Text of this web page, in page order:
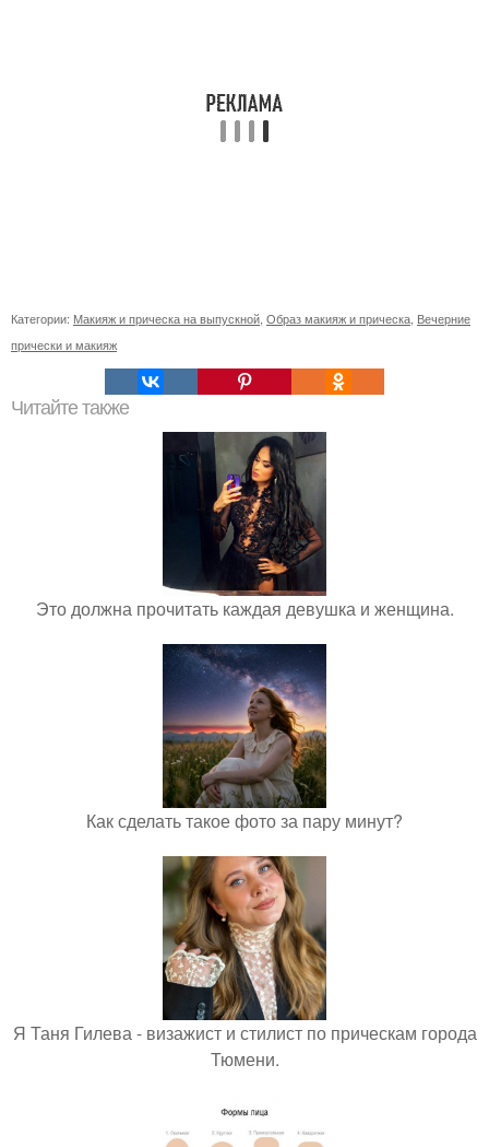
Категории: Макияж и прическа на выпускной, Образ макияж и прическа, Вечерние
прически и макияж
Читайте также
Это должна прочитать каждая девушка и женщина.
Как сделать такое фото за пару минут?
Я Таня Гилева - визажист и стилист по прическам города
Тюмени.